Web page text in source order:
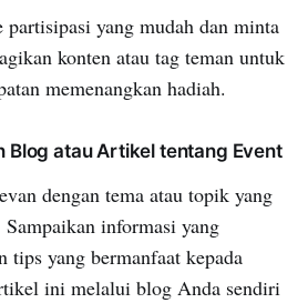
partisipasi yang mudah dan minta
konten atau tag teman untuk
memenangkan hadiah.
Blog atau Artikel tentang Event
dengan tema atau topik yang
informasi yang
tips yang bermanfaat kepada
ini melalui blog Anda sendiri